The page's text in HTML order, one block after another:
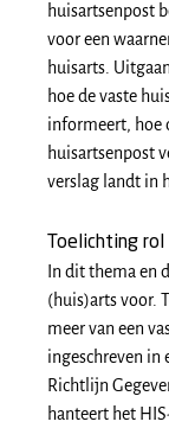
huisartsenpost
voor een
huisarts.
hoe de vaste
informeert, hoe
huisartsenpost
verslag landt in
Toelichting
In dit thema en
(huis)arts voor.
meer van een
ingeschreven in
Richtlijn
hanteert het